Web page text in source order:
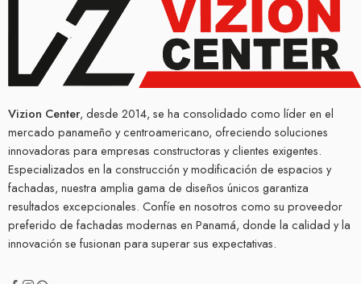
Vizion Center, desde 2014, se ha consolidado como líder en el
mercado panameño y centroamericano, ofreciendo soluciones
innovadoras para empresas constructoras y clientes exigentes.
Especializados en la construcción y modificación de espacios y
fachadas, nuestra amplia gama de diseños únicos garantiza
resultados excepcionales. Confíe en nosotros como su proveedor
preferido de fachadas modernas en Panamá, donde la calidad y la
innovación se fusionan para superar sus expectativas.